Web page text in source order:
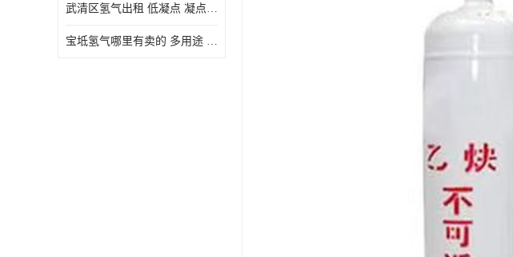
武清区氢气出租 低凝点 凝点为-259
宝坻氢气哪里有卖的 多用途 可以在空气中上升